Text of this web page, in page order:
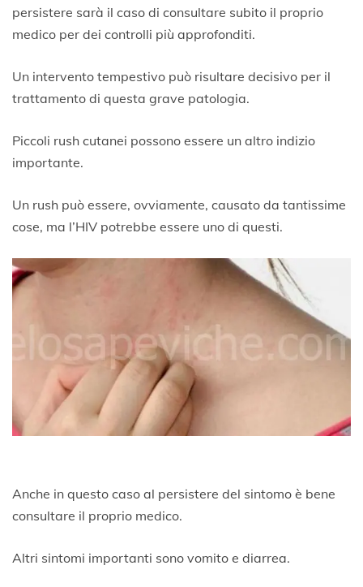
persistere sarà il caso di consultare subito il proprio
medico per dei controlli più approfonditi.
Un intervento tempestivo può risultare decisivo per il
trattamento di questa grave patologia.
Piccoli rush cutanei possono essere un altro indizio
importante.
Un rush può essere, ovviamente, causato da tantissime
cose, ma l’HIV potrebbe essere uno di questi.
Anche in questo caso al persistere del sintomo è bene
consultare il proprio medico.
Altri sintomi importanti sono vomito e diarrea.